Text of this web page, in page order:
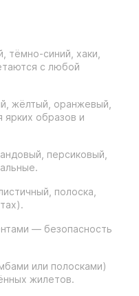
тёмно-синий, хаки,
с любой
жёлтый, оранжевый,
образов и
персиковый,
полоска,
— безопасность
или полосками)
жилетов.